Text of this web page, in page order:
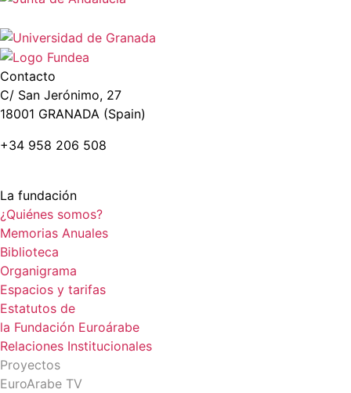
Contacto
C/ San Jerónimo, 27
18001 GRANADA (Spain)
+34 958 206 508
La fundación
¿Quiénes somos?
Memorias Anuales
Biblioteca
Organigrama
Espacios y tarifas
Estatutos de
la Fundación Euroárabe
Relaciones Institucionales
Proyectos
EuroArabe TV